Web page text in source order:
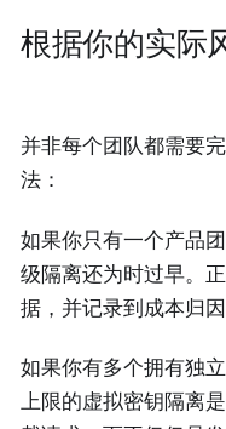
根据你的实际
并非每个团队都需要
法：
如果你只有一个产品
级隔离还为时过早。
据，并记录到成本归因
如果你有多个拥有独
上限的虚拟密钥隔离